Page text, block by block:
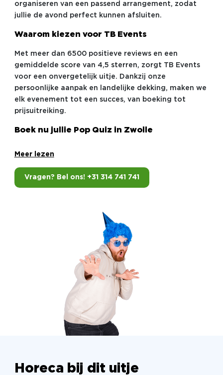
organiseren van een passend arrangement, zodat
jullie de avond perfect kunnen afsluiten.
Waarom kiezen voor TB Events
Met meer dan 6500 positieve reviews en een
gemiddelde score van 4,5 sterren, zorgt TB Events
voor een onvergetelijk uitje. Dankzij onze
persoonlijke aanpak en landelijke dekking, maken we
elk evenement tot een succes, van boeking tot
prijsuitreiking.
Boek nu jullie Pop Quiz in Zwolle
Meer lezen
Vragen? Bel ons! +31 314 741 741
Horeca bij dit uitje